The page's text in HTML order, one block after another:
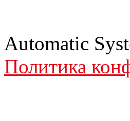
Automatic
Политика